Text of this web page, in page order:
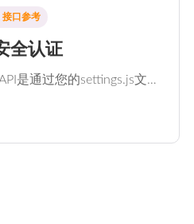
接口参考
全认证
是通过您的settings.js文…